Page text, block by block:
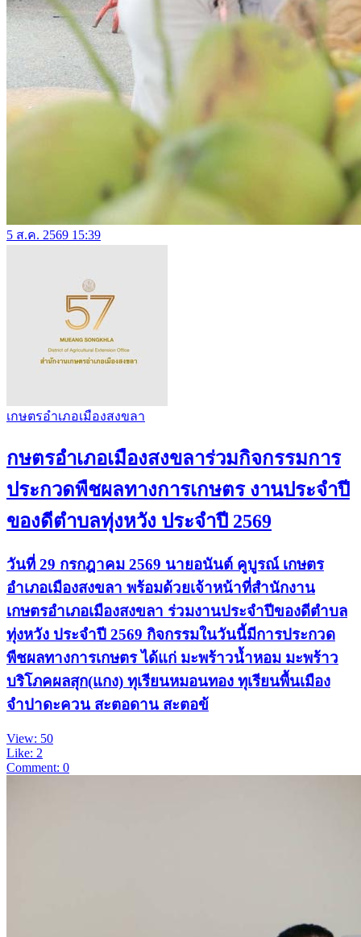
5 ส.ค. 2569 15:39
เกษตรอำเภอเมืองสงขลา
กษตรอำเภอเมืองสงขลาร่วมกิจกรรมการ
ประกวดพืชผลทางการเกษตร งานประจำปี
ของดีตำบลทุ่งหวัง ประจำปี 2569
วันที่ 29 กรกฎาคม 2569 นายอนันต์ คูบูรณ์ เกษตร
อำเภอเมืองสงขลา พร้อมด้วยเจ้าหน้าที่สำนักงาน
เกษตรอำเภอเมืองสงขลา ร่วมงานประจำปีของดีตำบล
ทุ่งหวัง ประจำปี 2569 กิจกรรมในวันนี้มีการประกวด
พืชผลทางการเกษตร ได้แก่ มะพร้าวน้ำหอม มะพร้าว
บริโภคผลสุก(แกง) ทุเรียนหมอนทอง ทุเรียนพื้นเมือง
จำปาดะควน สะตอดาน สะตอข้
View: 50
Like: 2
Comment: 0